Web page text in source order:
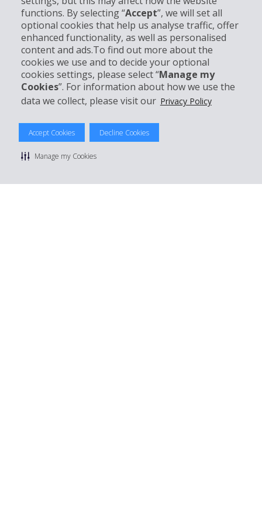
functions. By selecting “Accept”, we will set all
optional cookies that help us analyse traffic, offer
enhanced functionality, as well as personalised
content and ads.To find out more about the
cookies we use and to decide your optional
cookies settings, please select “Manage my
Cookies”. For information about how we use the
data we collect, please visit our Privacy Policy
Accept Cookies Decline Cookies
Manage my Cookies
Partner
Kundenservice
Mieten bei Hertz
© 2026 The Hertz System, Inc.
Datenschutzrichtlinie | Nutzungsbedingungen
Sitemap Cookies verwalten